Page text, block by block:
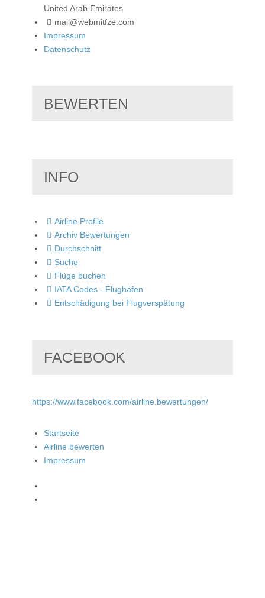
United Arab Emirates
mail@webmitfze.com
Impressum
Datenschutz
BEWERTEN
INFO
Airline Profile
Archiv Bewertungen
Durchschnitt
Suche
Flüge buchen
IATA Codes - Flughäfen
Entschädigung bei Flugverspätung
FACEBOOK
https://www.facebook.com/airline.bewertungen/
Startseite
Airline bewerten
Impressum